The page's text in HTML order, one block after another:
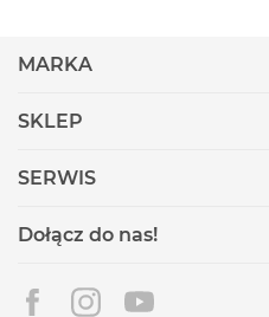
MARKA
SKLEP
SERWIS
Dołącz do nas!